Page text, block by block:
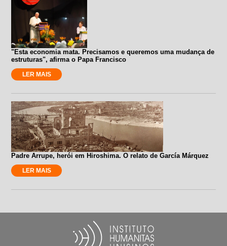
"Esta economia mata. Precisamos e queremos uma mudança de
estruturas", afirma o Papa Francisco
LER MAIS
Padre Arrupe, herói em Hiroshima. O relato de García Márquez
LER MAIS